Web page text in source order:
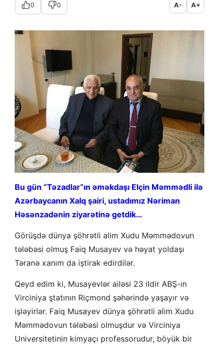
0 0 A- A+
Bu gün “Təzadlar”ın əməkdaşı Elçin Məmmədli ilə
Azərbaycanın Xalq şairi, ustadımız Nəriman
Həsənzadənin ziyarətinə getdik…
Görüşdə dünya şöhrətli alim Xudu Məmmədovun
tələbəsi olmuş Faiq Musayev və həyat yoldaşı
Təranə xanım da iştirak edirdilər.
Qeyd edim ki, Musayevlər ailəsi 23 ildir ABŞ-ın
Virciniya ştatının Riçmond şəhərində yaşayır və
işləyirlər. Faiq Musayev dünya şöhrətli alim Xudu
Məmmədovun tələbəsi olmuşdur və Virciniya
Universitetinin kimyaçı professorudur, böyük bir